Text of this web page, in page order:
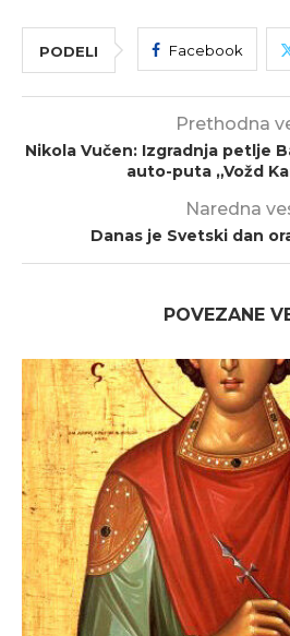
PODELI Facebook
Prethodna
Nikola Vučen: Izgradnja petlje
auto-puta „Vožd
Naredna
Danas je Svetski dan
POVEZANE